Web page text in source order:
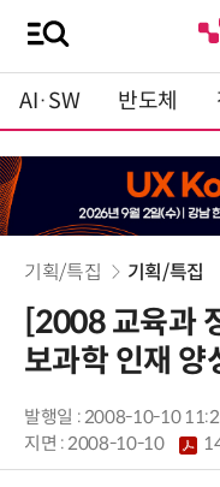
AI·SW 반도체
기획/특집 기획/특집
[2008 교육과
보과학 인재 양
발행일 : 2008-10-10
지면 :2008-10-10